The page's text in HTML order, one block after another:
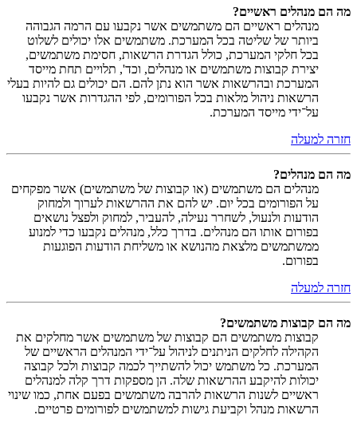
מה הם מנהלים ראשיים?
מנהלים ראשיים הם משתמשים אשר נקבעו עם הרמה הגבוהה
ביותר של שליטה בכל המערכת. משתמשים אלו יכולים לשלוט
בכל חלקי המערכת, כולל הגדרת הרשאות, חסימת משתמשים,
יצירת קבוצות משתמשים או מנהלים, וכד', תלויים תחת מייסד
המערכת ובהרשאות אשר הוא נתן להם. הם יכולים גם להיות בעלי
הרשאות ניהול מלאות בכל הפורומים, לפי ההגדרות אשר נקבעו
על־ידי מייסד המערכת.
חזרה למעלה
מה הם מנהלים?
מנהלים הם משתמשים (או קבוצות של משתמשים) אשר מפקחים
על הפורומים בכל יום. יש להם את ההרשאות לערוך ולמחוק
הודעות ולנעול, לשחרר נעילה, להעביר, למחוק ולפצל נושאים
בפורום אותו הם מנהלים. בדרך כלל, מנהלים נקבעו כדי למנוע
ממשתמשים מלצאת מהנושא או משליחת הודעות הפוגעות
בפורום.
חזרה למעלה
מה הם קבוצות משתמשים?
קבוצות משתמשים הם קבוצות של משתמשים אשר מחלקים את
הקהילה לחלקים הניתנים לניהול על־ידי המנהלים הראשיים של
המערכת. כל משתמש יכול להשתייך לכמה קבוצות ולכל קבוצה
יכולות להיקבע ההרשאות שלה. הן מספקות דרך קלה למנהלים
ראשיים לשנות הרשאות להרבה משתמשים בפעם אחת, כמו שינוי
הרשאות מנהל וקביעת גישות למשתמשים לפורומים פרטיים.